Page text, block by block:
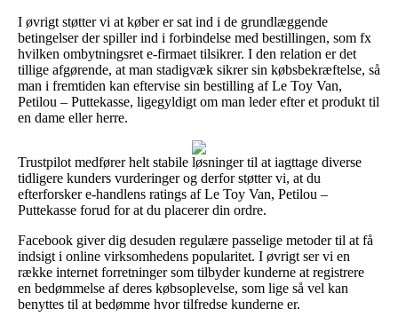
I øvrigt støtter vi at køber er sat ind i de grundlæggende
betingelser der spiller ind i forbindelse med bestillingen, som fx
hvilken ombytningsret e-firmaet tilsikrer. I den relation er det
tillige afgørende, at man stadigvæk sikrer sin købsbekræftelse, så
man i fremtiden kan eftervise sin bestilling af Le Toy Van,
Petilou – Puttekasse, ligegyldigt om man leder efter et produkt til
en dame eller herre.
Trustpilot medfører helt stabile løsninger til at iagttage diverse
tidligere kunders vurderinger og derfor støtter vi, at du
efterforsker e-handlens ratings af Le Toy Van, Petilou –
Puttekasse forud for at du placerer din ordre.
Facebook giver dig desuden regulære passelige metoder til at få
indsigt i online virksomhedens popularitet. I øvrigt ser vi en
række internet forretninger som tilbyder kunderne at registrere
en bedømmelse af deres købsoplevelse, som lige så vel kan
benyttes til at bedømme hvor tilfredse kunderne er.